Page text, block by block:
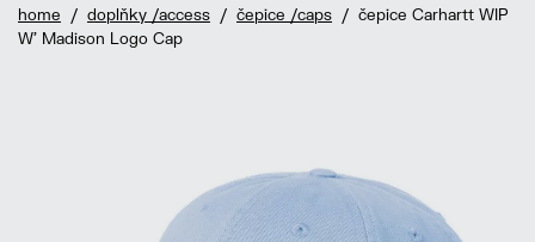
home / doplňky /access / čepice /caps / čepice Carhartt WIP
W' Madison Logo Cap